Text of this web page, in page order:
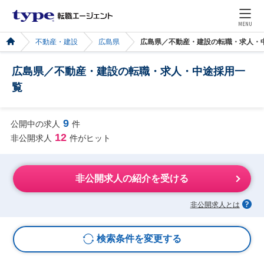
MENU
不動産・建設 広島県 広島県／不動産・建設の転職・求人・
広島県／不動産・建設の転職・求人・中途採用一
覧
公開中の求人 9 件
非公開求人 12 件がヒット
非公開求人の紹介を受ける
非公開求人とは
検索条件を変更する